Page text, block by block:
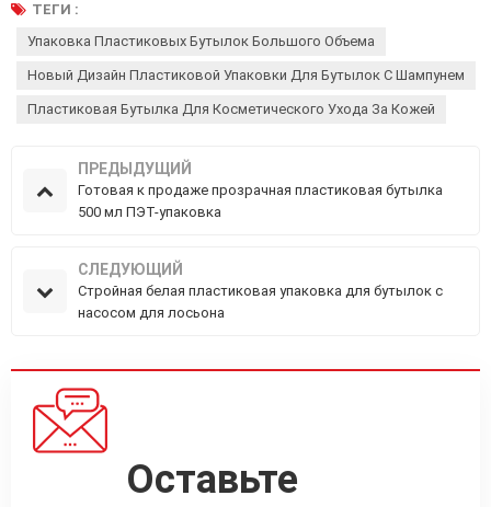
ТЕГИ :
Упаковка Пластиковых Бутылок Большого Объема
Новый Дизайн Пластиковой Упаковки Для Бутылок С Шампунем
Пластиковая Бутылка Для Косметического Ухода За Кожей
ПРЕДЫДУЩИЙ
Готовая к продаже прозрачная пластиковая бутылка
500 мл ПЭТ-упаковка
СЛЕДУЮЩИЙ
Стройная белая пластиковая упаковка для бутылок с
насосом для лосьона
Оставьте